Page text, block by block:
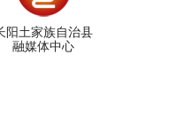
阳土家族自治县
融媒体中心